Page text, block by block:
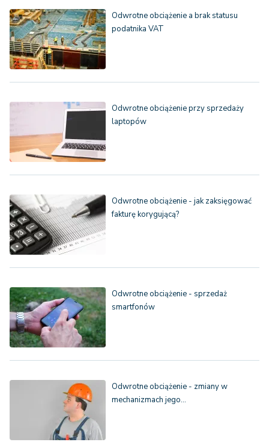
Odwrotne obciążenie a brak statusu
podatnika VAT
Odwrotne obciążenie przy sprzedaży
laptopów
Odwrotne obciążenie - jak zaksięgować
fakturę korygującą?
Odwrotne obciążenie - sprzedaż
smartfonów
Odwrotne obciążenie - zmiany w
mechanizmach jego…